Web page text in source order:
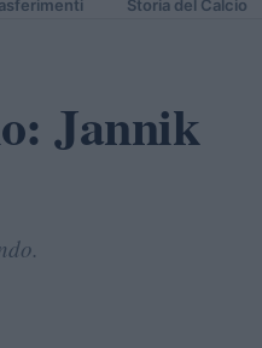
Storia del Calcio
Jannik